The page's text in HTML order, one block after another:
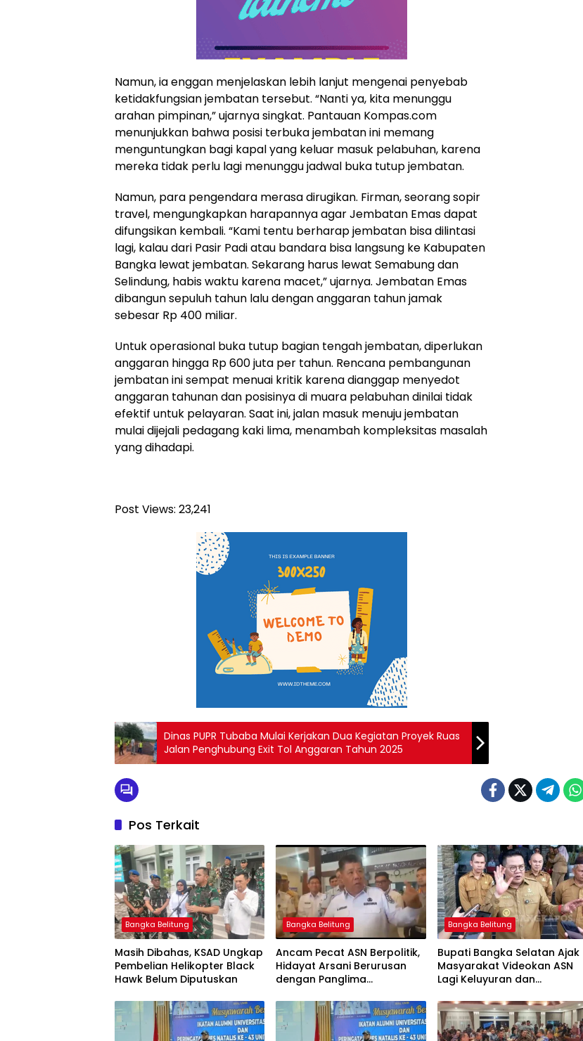
Namun, ia enggan menjelaskan lebih lanjut mengenai penyebab
ketidakfungsian jembatan tersebut. “Nanti ya, kita menunggu
arahan pimpinan,” ujarnya singkat. Pantauan Kompas.com
menunjukkan bahwa posisi terbuka jembatan ini memang
menguntungkan bagi kapal yang keluar masuk pelabuhan, karena
mereka tidak perlu lagi menunggu jadwal buka tutup jembatan.
Namun, para pengendara merasa dirugikan. Firman, seorang sopir
travel, mengungkapkan harapannya agar Jembatan Emas dapat
difungsikan kembali. “Kami tentu berharap jembatan bisa dilintasi
lagi, kalau dari Pasir Padi atau bandara bisa langsung ke Kabupaten
Bangka lewat jembatan. Sekarang harus lewat Semabung dan
Selindung, habis waktu karena macet,” ujarnya. Jembatan Emas
dibangun sepuluh tahun lalu dengan anggaran tahun jamak
sebesar Rp 400 miliar.
Untuk operasional buka tutup bagian tengah jembatan, diperlukan
anggaran hingga Rp 600 juta per tahun. Rencana pembangunan
jembatan ini sempat menuai kritik karena dianggap menyedot
anggaran tahunan dan posisinya di muara pelabuhan dinilai tidak
efektif untuk pelayaran. Saat ini, jalan masuk menuju jembatan
mulai dijejali pedagang kaki lima, menambah kompleksitas masalah
yang dihadapi.
Post Views: 23,241
Dinas PUPR Tubaba Mulai Kerjakan Dua Kegiatan Proyek Ruas
Jalan Penghubung Exit Tol Anggaran Tahun 2025
Pos Terkait
Bangka Belitung
Masih Dibahas, KSAD Ungkap
Pembelian Helikopter Black
Hawk Belum Diputuskan
Bangka Belitung
Ancam Pecat ASN Berpolitik,
Hidayat Arsani Berurusan
dengan Panglima
samping menjadi lebih
menarik
Bangka Belitung
Bupati Bangka Selatan Ajak
Masyarakat Videokan ASN
Lagi Keluyuran dan
Warkop,Buatlah judul di
samping menjadi lebih
menarik